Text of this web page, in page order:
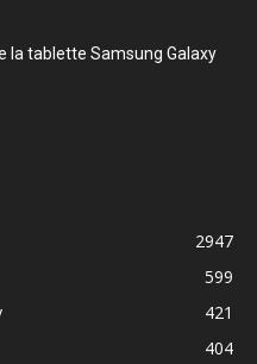
la tablette Samsung Galaxy
2947
599
421
404